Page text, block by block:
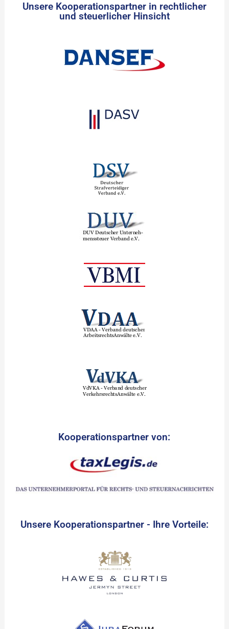
Unsere Kooperationspartner in rechtlicher
und steuerlicher Hinsicht
Kooperationspartner von:
Unsere Kooperationspartner - Ihre Vorteile: